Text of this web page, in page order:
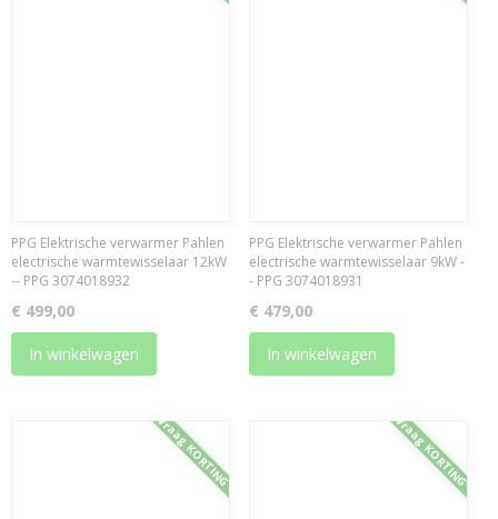
PPG Elektrische verwarmer Pahlen
electrische warmtewisselaar 12kW
-- PPG 3074018932
€ 499,00
In winkelwagen
PPG Elektrische verwarmer Pahlen
electrische warmtewisselaar 9kW -
- PPG 3074018931
€ 479,00
In winkelwagen
Vraag KORTING Vraag KORTING